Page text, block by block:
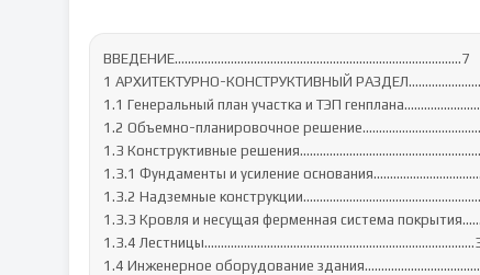
ВВЕДЕНИЕ………………………………………………………………………..….7
1 АРХИТЕКТУРНО-КОНСТРУКТИВНЫЙ
1.1 Генеральный план участка и ТЭП
1.2 Объемно-планировочное
1.3 Конструктивные
1.3.1 Фундаменты и усиление
1.3.2 Надземные
1.3.3 Кровля и несущая ферменная система
1.3.4
1.4 Инженерное оборудование